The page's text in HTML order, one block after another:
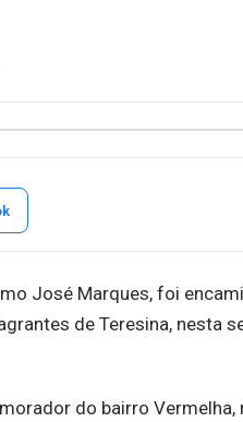
José Marques, foi
de Teresina,
do bairro